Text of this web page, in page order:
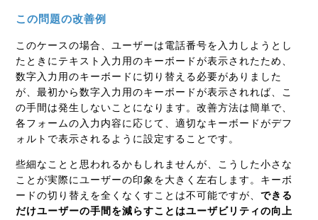
この問題の改善例
このケースの場合、ユーザーは電話番号を入力しようとし
たときにテキスト入力用のキーボードが表示されたため、
数字入力用のキーボードに切り替える必要がありました
が、最初から数字入力用のキーボードが表示されれば、こ
の手間は発生しないことになります。改善方法は簡単で、
各フォームの入力内容に応じて、適切なキーボードがデフ
ォルトで表示されるように設定することです。
些細なことと思われるかもしれませんが、こうした小さな
ことが実際にユーザーの印象を大きく左右します。キーボ
ードの切り替えを全くなくすことは不可能ですが、できる
だけユーザーの手間を減らすことはユーザビリティの向上